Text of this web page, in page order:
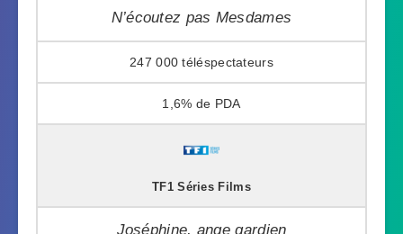
N’écoutez pas Mesdames
247 000
1,6%
TF1 Séries Films
Joséphine, ange gardien